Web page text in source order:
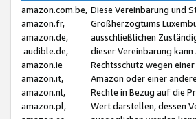
amazon.com.be,
amazon.fr,
amazon.de,
audible.de,
amazon.ie
amazon.it,
amazon.nl,
amazon.pl,
Diese Vereinbarung und
Großherzogtums
ausschließlichen
dieser Vereinbarung
Rechtsschutz wegen
Amazon oder einer
Rechte in Bezug auf die
Wert darstellen, dessen